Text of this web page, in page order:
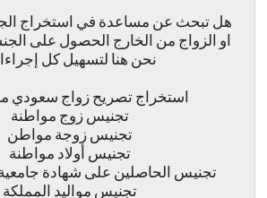
هل تبحث عن مساعدة في استخراج
او الزواج من الخارج الحصول على
نحن هنا لتسهيل كل
استخراج تصريح زواج سعودي
تجنيس زوج مواطنة
تجنيس زوجة مواطن
تجنيس أولاد مواطنة
تجنيس الحاصلين على شهادة
تجنيس مواليد المملكة